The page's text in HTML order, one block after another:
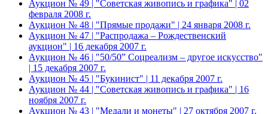
Аукцион № 49 | "Советская живопись и графика" | 02
февраля 2008 г.
Аукцион № 48 | "Прямые продажи" | 24 января 2008 г.
Аукцион № 47 | "Распродажа – Рождественский
аукцион" | 16 декабря 2007 г.
Аукцион № 46 | "50/50” Соцреализм – другое искусство"
| 15 декабря 2007 г.
Аукцион № 45 | "Букинист" | 11 декабря 2007 г.
Аукцион № 44 | "Советская живопись и графика" | 16
ноября 2007 г.
Аукцион № 43 | "Медали и монеты" | 27 октября 2007 г.